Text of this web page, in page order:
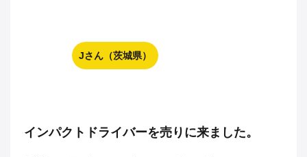
Jさん（茨城県）
インパクトドライバーを売りに来ました。